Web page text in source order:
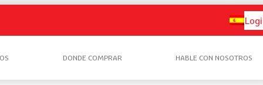
DONDE COMPRAR HABLE CON NOSOTROS